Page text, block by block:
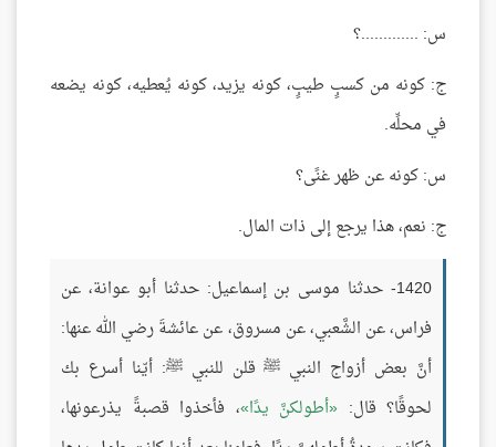
س: .............؟
ج: كونه من كسبٍ طيبٍ، كونه يزيد، كونه يُعطيه، كونه يضعه
في محلِّه.
س: كونه عن ظهر غنًى؟
ج: نعم، هذا يرجع إلى ذات المال.
1420- حدثنا موسى بن إسماعيل: حدثنا أبو عوانة، عن
فراس، عن الشَّعبي، عن مسروق، عن عائشةَ رضي الله عنها:
أنَّ بعض أزواج النبي ﷺ قلن للنبي ﷺ: أيّنا أسرع بك
لحوقًا؟ قال:
أطولكنَّ يدًا ، فأخذوا قصبةً يذرعونها،